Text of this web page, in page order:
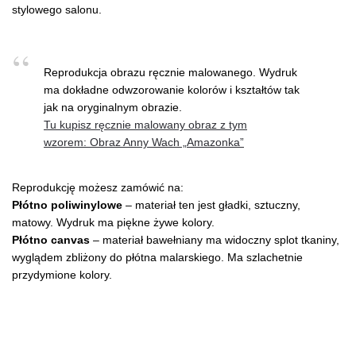
stylowego salonu.
Reprodukcja obrazu ręcznie malowanego. Wydruk
ma dokładne odwzorowanie kolorów i kształtów tak
jak na oryginalnym obrazie.
Tu kupisz ręcznie malowany obraz z tym
wzorem: Obraz Anny Wach „Amazonka”
Reprodukcję możesz zamówić na:
Płótno poliwinylowe – materiał ten jest gładki, sztuczny,
matowy. Wydruk ma piękne żywe kolory.
Płótno canvas – materiał bawełniany ma widoczny splot tkaniny,
wyglądem zbliżony do płótna malarskiego. Ma szlachetnie
przydymione kolory.